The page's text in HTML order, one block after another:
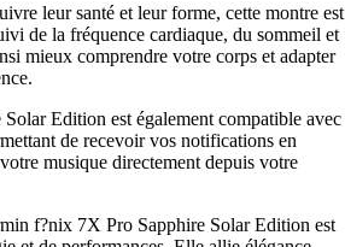
leur santé et leur forme, cette montre est
de la fréquence cardiaque, du sommeil et
mieux comprendre votre corps et adapter
Edition est également compatible avec
de recevoir vos notifications en
musique directement depuis votre
f?nix 7X Pro Sapphire Solar Edition est